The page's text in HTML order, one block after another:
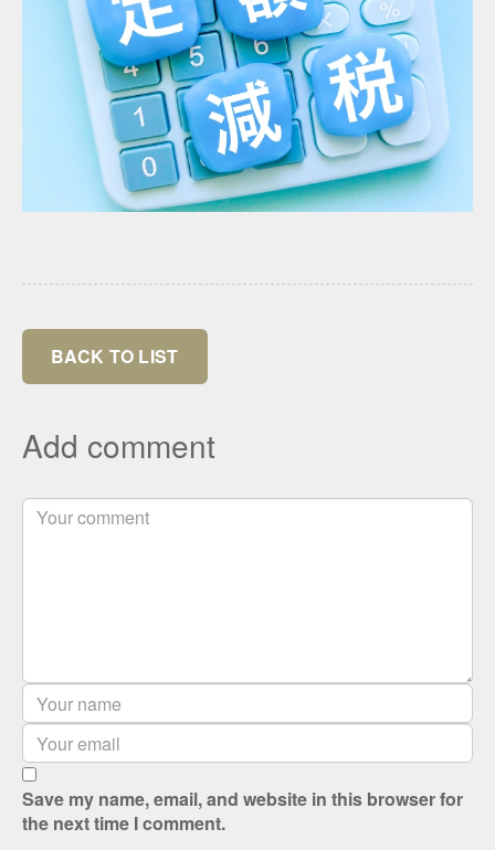
BACK TO LIST
Add comment
Save my name, email, and website in this browser for
the next time I comment.